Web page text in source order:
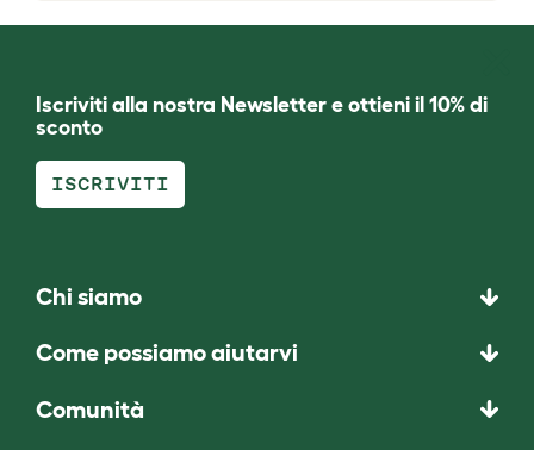
Iscriviti alla nostra Newsletter e ottieni il 10% di
sconto
ISCRIVITI
Chi siamo
Come possiamo aiutarvi
Comunità